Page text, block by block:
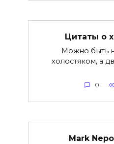
Цитаты о
Можно быть
холостяком, а
0
Mark